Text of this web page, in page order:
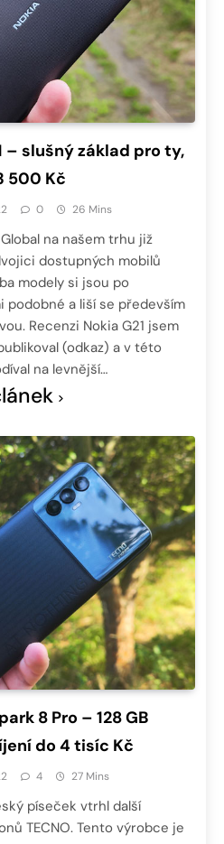
– slušný základ pro ty,
500 Kč
0 26 Mins
na našem trhu již
dostupných mobilů
modely si jsou po
podobné a liší se především
Recenzi Nokia G21 jsem
(odkaz) a v této
na levnější…
8 Pro – 128 GB
do 4 tisíc Kč
4 27 Mins
píseček vtrhl další
TECNO. Tento výrobce je